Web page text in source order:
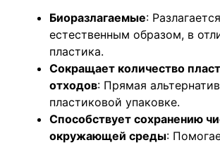
Биоразлагаемые: Разлагается
естественным образом, в
пластика.
Сокращает количество
отходов: Прямая
пластиковой упаковке.
Способствует сохранению
окружающей среды: